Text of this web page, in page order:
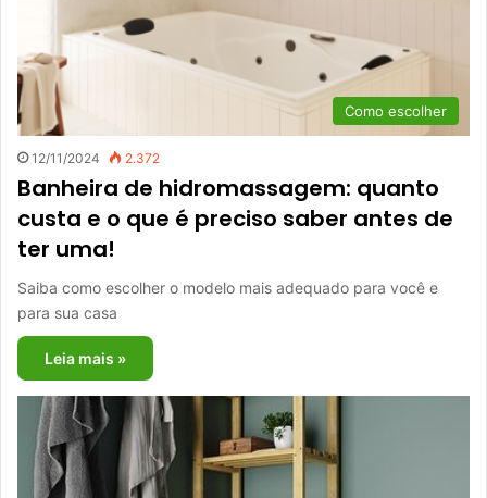
Como escolher
12/11/2024 2.372
Banheira de hidromassagem: quanto
custa e o que é preciso saber antes de
ter uma!
Saiba como escolher o modelo mais adequado para você e
para sua casa
Leia mais »